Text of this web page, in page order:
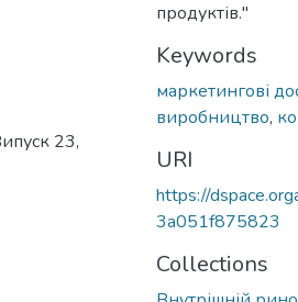
23,
продуктів."
Keywords
маркетингові
виробництво,
URI
https://
3a051f875823
Collections